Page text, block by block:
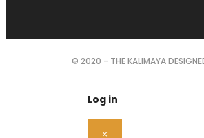
© 2020 - THE KALIMAYA
Log in
×